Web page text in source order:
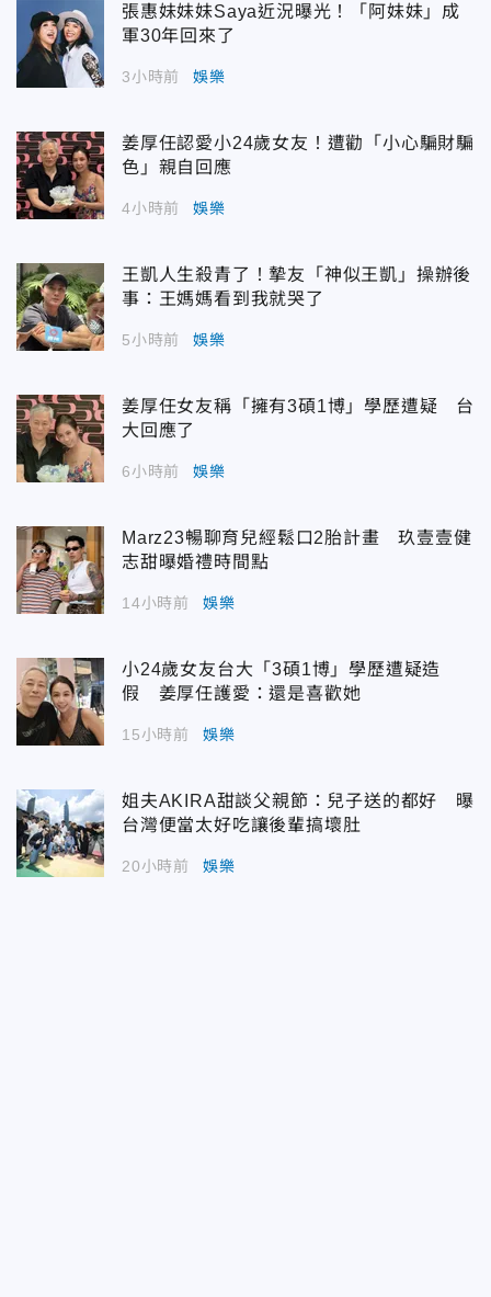
張惠妹妹妹Saya近況曝光！「阿妹妹」成
軍30年回來了
3小時前 娛樂
姜厚任認愛小24歲女友！遭勸「小心騙財騙
色」親自回應
4小時前 娛樂
王凱人生殺青了！摯友「神似王凱」操辦後
事：王媽媽看到我就哭了
5小時前 娛樂
姜厚任女友稱「擁有3碩1博」學歷遭疑 台
大回應了
6小時前 娛樂
Marz23暢聊育兒經鬆口2胎計畫 玖壹壹健
志甜曝婚禮時間點
14小時前 娛樂
小24歲女友台大「3碩1博」學歷遭疑造
假 姜厚任護愛：還是喜歡她
15小時前 娛樂
姐夫AKIRA甜談父親節：兒子送的都好 曝
台灣便當太好吃讓後輩搞壞肚
20小時前 娛樂